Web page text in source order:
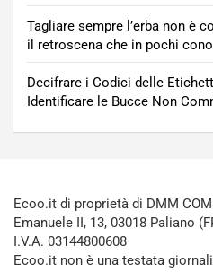
Tagliare sempre l’erba non è
il retroscena che in pochi
Decifrare i Codici delle
Identificare le Bucce Non
Ecoo.it di proprietà di DMM
Emanuele II, 13, 03018 Paliano
I.V.A. 03144800608
Ecoo.it non è una testata